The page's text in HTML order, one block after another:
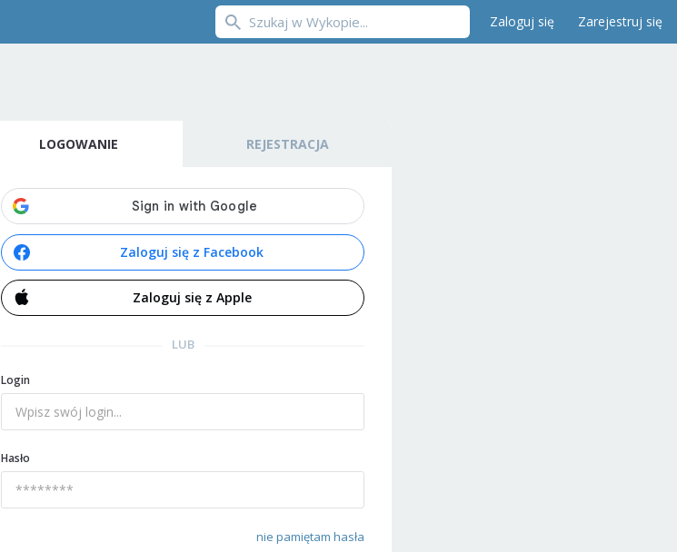
Zaloguj się Zarejestruj się
LOGOWANIE REJESTRACJA
Zaloguj się z Facebook
Zaloguj się z Apple
LUB
Login
Hasło
nie pamiętam hasła